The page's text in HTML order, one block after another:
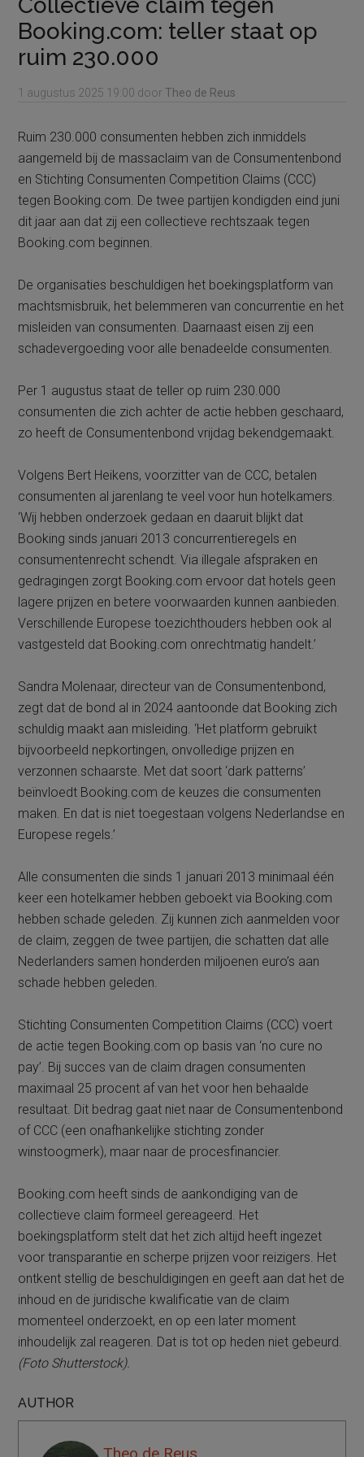
Booking.com: teller staat op
ruim 230.000
1 augustus 2025 19:00 door Theo de Reus
Ruim 230.000 consumenten hebben zich inmiddels
aangemeld bij de massaclaim van de Consumentenbond
en Stichting Consumenten Competition Claims (CCC)
tegen Booking.com. De twee partijen kondigden eind juni
dit jaar aan dat zij een collectieve rechtszaak tegen
Booking.com beginnen.
De organisaties beschuldigen het boekingsplatform van
machtsmisbruik, het belemmeren van concurrentie en het
misleiden van consumenten. Daarnaast eisen zij een
schadevergoeding voor alle benadeelde consumenten.
Per 1 augustus staat de teller op ruim 230.000
consumenten die zich achter de actie hebben geschaard,
zo heeft de Consumentenbond vrijdag bekendgemaakt.
Volgens Bert Heikens, voorzitter van de CCC, betalen
consumenten al jarenlang te veel voor hun hotelkamers.
‘Wij hebben onderzoek gedaan en daaruit blijkt dat
Booking sinds januari 2013 concurrentieregels en
consumentenrecht schendt. Via illegale afspraken en
gedragingen zorgt Booking.com ervoor dat hotels geen
lagere prijzen en betere voorwaarden kunnen aanbieden.
Verschillende Europese toezichthouders hebben ook al
vastgesteld dat Booking.com onrechtmatig handelt.’
Sandra Molenaar, directeur van de Consumentenbond,
zegt dat de bond al in 2024 aantoonde dat Booking zich
schuldig maakt aan misleiding. ‘Het platform gebruikt
bijvoorbeeld nepkortingen, onvolledige prijzen en
verzonnen schaarste. Met dat soort ‘dark patterns’
beïnvloedt Booking.com de keuzes die consumenten
maken. En dat is niet toegestaan volgens Nederlandse en
Europese regels.’
Alle consumenten die sinds 1 januari 2013 minimaal één
keer een hotelkamer hebben geboekt via Booking.com
hebben schade geleden. Zij kunnen zich aanmelden voor
de claim, zeggen de twee partijen, die schatten dat alle
Nederlanders samen honderden miljoenen euro’s aan
schade hebben geleden.
Stichting Consumenten Competition Claims (CCC) voert
de actie tegen Booking.com op basis van ‘no cure no
pay’. Bij succes van de claim dragen consumenten
maximaal 25 procent af van het voor hen behaalde
resultaat. Dit bedrag gaat niet naar de Consumentenbond
of CCC (een onafhankelijke stichting zonder
winstoogmerk), maar naar de procesfinancier.
Booking.com heeft sinds de aankondiging van de
collectieve claim formeel gereageerd. Het
boekingsplatform stelt dat het zich altijd heeft ingezet
voor transparantie en scherpe prijzen voor reizigers. Het
ontkent stellig de beschuldigingen en geeft aan dat het de
inhoud en de juridische kwalificatie van de claim
momenteel onderzoekt, en op een later moment
inhoudelijk zal reageren. Dat is tot op heden niet gebeurd.
(Foto Shutterstock).
AUTHOR